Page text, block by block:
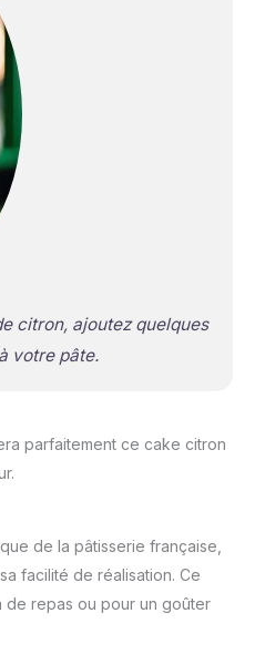
citron, ajoutez quelques
votre pâte.
parfaitement ce cake citron
de la pâtisserie française,
facilité de réalisation. Ce
de repas ou pour un goûter